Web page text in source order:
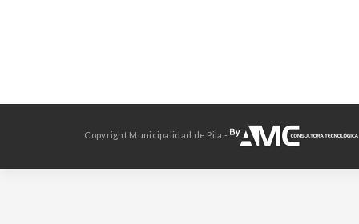
Copyright Municipalidad de Pila -